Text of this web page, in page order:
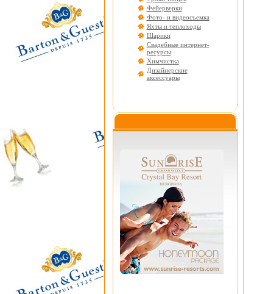
Фейерверки
Фото- и видеосъемка
Яхты и теплоходы
Шарики
Свадебные интернет-
ресурсы
Химчистка
Дизайнерские
аксессуары